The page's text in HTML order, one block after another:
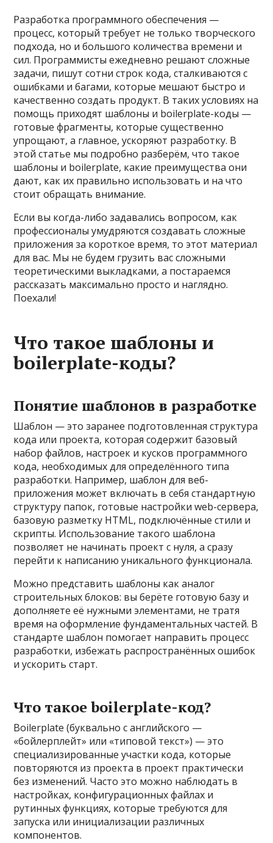
Разработка программного обеспечения —
процесс, который требует не только творческого
подхода, но и большого количества времени и
сил. Программисты ежедневно решают сложные
задачи, пишут сотни строк кода, сталкиваются с
ошибками и багами, которые мешают быстро и
качественно создать продукт. В таких условиях на
помощь приходят шаблоны и boilerplate-коды —
готовые фрагменты, которые существенно
упрощают, а главное, ускоряют разработку. В
этой статье мы подробно разберём, что такое
шаблоны и boilerplate, какие преимущества они
дают, как их правильно использовать и на что
стоит обращать внимание.
Если вы когда-либо задавались вопросом, как
профессионалы умудряются создавать сложные
приложения за короткое время, то этот материал
для вас. Мы не будем грузить вас сложными
теоретическими выкладками, а постараемся
рассказать максимально просто и наглядно.
Поехали!
Что такое шаблоны и
boilerplate-коды?
Понятие шаблонов в разработке
Шаблон — это заранее подготовленная структура
кода или проекта, которая содержит базовый
набор файлов, настроек и кусков программного
кода, необходимых для определённого типа
разработки. Например, шаблон для веб-
приложения может включать в себя стандартную
структуру папок, готовые настройки web-сервера,
базовую разметку HTML, подключённые стили и
скрипты. Использование такого шаблона
позволяет не начинать проект с нуля, а сразу
перейти к написанию уникального функционала.
Можно представить шаблоны как аналог
строительных блоков: вы берёте готовую базу и
дополняете её нужными элементами, не тратя
время на оформление фундаментальных частей. В
стандарте шаблон помогает направить процесс
разработки, избежать распространённых ошибок
и ускорить старт.
Что такое boilerplate-код?
Boilerplate (буквально с английского —
«бойлерплейт» или «типовой текст») — это
специализированные участки кода, которые
повторяются из проекта в проект практически
без изменений. Часто это можно наблюдать в
настройках, конфигурационных файлах и
рутинных функциях, которые требуются для
запуска или инициализации различных
компонентов.